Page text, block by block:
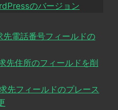
のバージョン
先電話番号フィールドの
先住所のフィールドを削
先フィールドのプレース